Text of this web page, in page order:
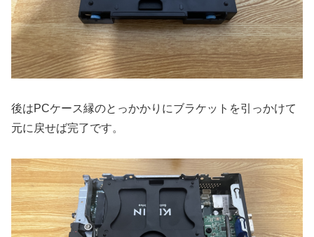
後はPCケース縁のとっかかりにブラケットを引っかけて
元に戻せば完了です。